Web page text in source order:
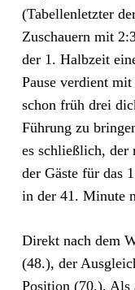
(Tabellenletzter
Zuschauern mit
der 1. Halbzeit
Pause verdient
schon früh drei
Führung zu
es schließlich, der
der Gäste für das
in der 41. Minute
Direkt nach dem
(48.), der
Position (70.). Als